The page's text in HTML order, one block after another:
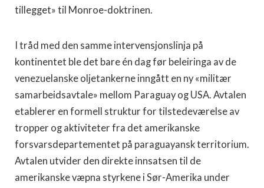
tillegget» til Monroe-doktrinen.
I tråd med den samme intervensjonslinja på
kontinentet ble det bare én dag før beleiringa av de
venezuelanske oljetankerne inngått en ny «militær
samarbeidsavtale» mellom Paraguay og USA. Avtalen
etablerer en formell struktur for tilstedeværelse av
tropper og aktiviteter fra det amerikanske
forsvarsdepartementet på paraguayansk territorium.
Avtalen utvider den direkte innsatsen til de
amerikanske væpna styrkene i Sør-Amerika under